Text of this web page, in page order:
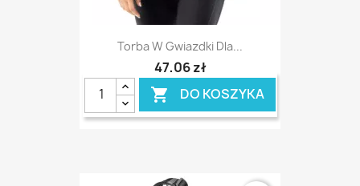
Torba W Gwiazdki Dla...
47,06 zł
 DO KOSZYKA